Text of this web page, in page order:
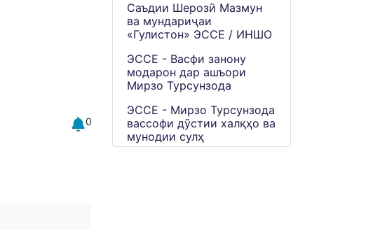
0
Саъдии Шерозӣ Мазмун
ва мундариҷаи
«Гулистон» ЭССЕ / ИНШО
ЭССЕ - Васфи занону
модарон дар ашъори
Мирзо Турсунзода
ЭССЕ - Мирзо Турсунзода
вассофи дӯстии халқҳо ва
мунодии сулҳ